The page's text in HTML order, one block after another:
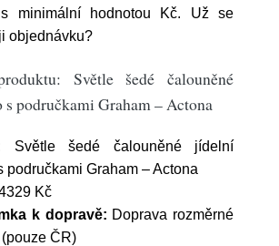
s minimální hodnotou Kč. Už se
objednávku?
Světle šedé čalouněné
područkami Graham – Actona
Světle šedé čalouněné jídelní
područkami Graham – Actona
Kč
k dopravě: Doprava rozměrné
ČR)